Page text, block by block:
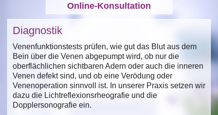
Online-Konsultation
Diagnostik
Venenfunktionstests prüfen, wie gut das Blut aus dem
Bein über die Venen abgepumpt wird, ob nur die
oberflächlichen sichtbaren Adern oder auch die inneren
Venen defekt sind, und ob eine Verödung oder
Venenoperation sinnvoll ist. In unserer Praxis setzen wir
dazu die Lichtreflexionsrheografie und die
Dopplersonografie ein.